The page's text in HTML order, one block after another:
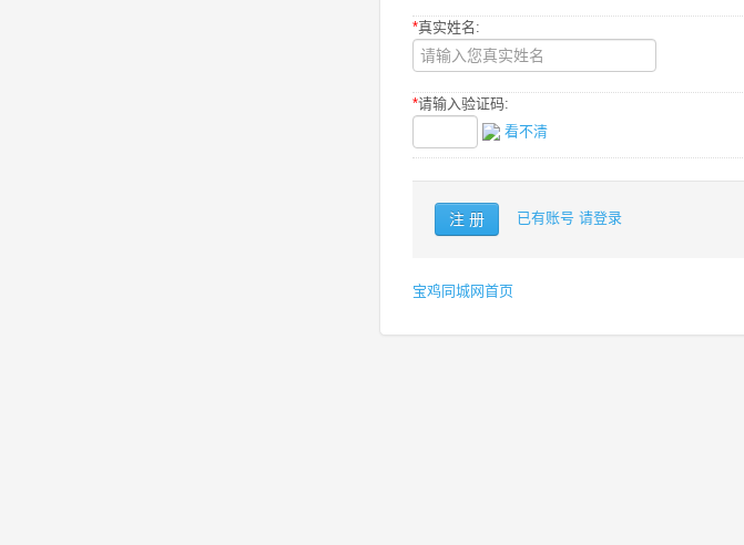
*真实姓名:
*请输入验证码:
看不清
已有账号 请登录
宝鸡同城网首页